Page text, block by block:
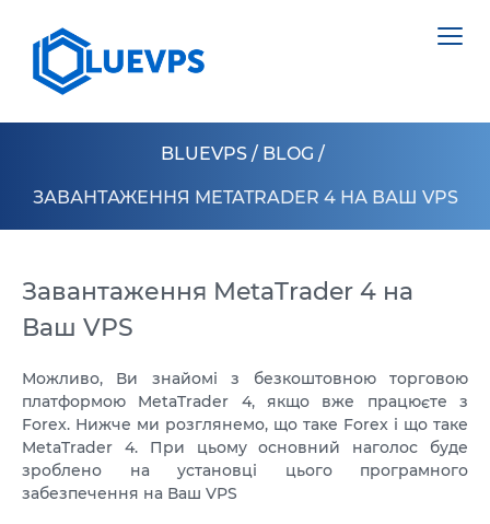
VPS ГОНКОНГ
VPS КІПР
VPS США >
VPS ЛОС АНДЖЕЛЕС
VPS АТЛАНТА
СЕРВЕРИ >
НІДЕРЛАНДИ
ПОЛЬЩА
ЕСТОНІЯ
КІПР
BLUEVPS / BLOG /
ЗАВАНТАЖЕННЯ METATRADER 4 НА ВАШ VPS
Завантаження MetaTrader 4 на
Ваш VPS
Можливо, Ви знайомі з безкоштовною торговою
платформою MetaTrader 4, якщо вже працюєте з
Forex. Нижче ми розглянемо, що таке Forex і що таке
MetaTrader 4. При цьому основний наголос буде
зроблено на установці цього програмного
забезпечення на Ваш VPS